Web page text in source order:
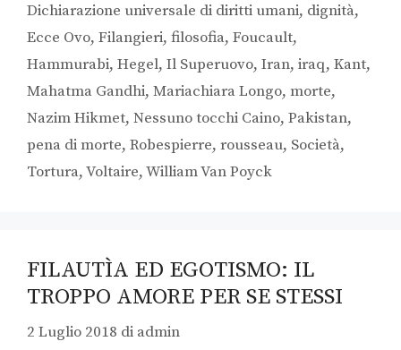
Dichiarazione universale di diritti umani, dignità,
Ecce Ovo, Filangieri, filosofia, Foucault,
Hammurabi, Hegel, Il Superuovo, Iran, iraq, Kant,
Mahatma Gandhi, Mariachiara Longo, morte,
Nazim Hikmet, Nessuno tocchi Caino, Pakistan,
pena di morte, Robespierre, rousseau, Società,
Tortura,Voltaire,William Van Poyck
FILAUTÌA ED EGOTISMO: IL
TROPPO AMORE PER SE STESSI
2 Luglio 2018 di admin